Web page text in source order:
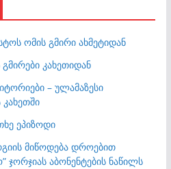
ომის გმირი ახმეტიდან
კახეთიდან
– ულამაზესი
ეპიზოდი
მიწოდება დროებით
ჯორჯიას აბონენტების ნაწილს